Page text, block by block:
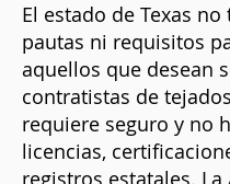
El estado de Texas no
pautas ni requisitos
aquellos que desean
contratistas de
requiere seguro y no
licencias,
registros estatales. La